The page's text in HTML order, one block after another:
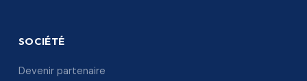
SOCIÉTÉ
Devenir partenaire